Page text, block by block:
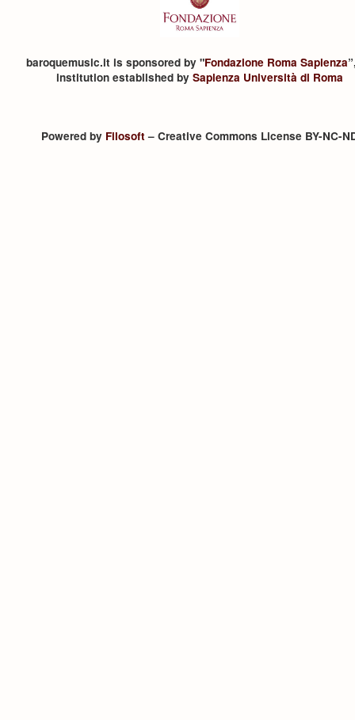
baroquemusic.it is sponsored by "Fondazione Roma Sapienza
institution established by Sapienza Università di Roma
Powered by Filosoft– Creative Commons License BY-NC-